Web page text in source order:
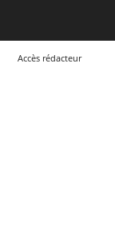
Accès rédacteur